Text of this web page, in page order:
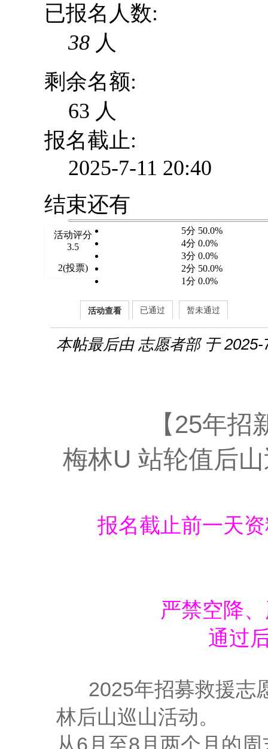
已报名人数:
38 人
剩余名额:
63 人
报名截止:
2025-7-11 20:40
结束还有
活动评分
3.5
2(投票)
5分 50.0%
4分 0.0%
3分 0.0%
2分 50.0%
1分 0.0%
活动查看 已通过 暂未通过
本帖最后由 志愿者部 于 2025-
【25年招
梅林U 站轮值后
报名截止前一天资
严禁空降、
通过
2025年招募救援志
林后山巡山活动。
从6月至8月两个月的